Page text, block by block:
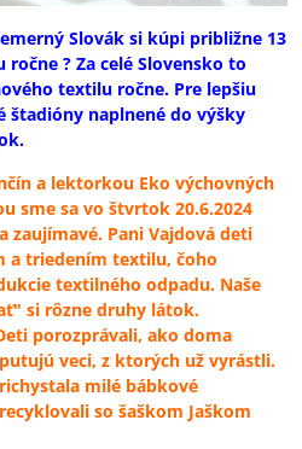
Slovák si kúpi približne 13
? Za celé Slovensko to
textilu ročne. Pre lepšiu
štadióny naplnené do výšky
a lektorkou Eko výchovných
sme sa vo štvrtok 20.6.2024
zaujímavé. Pani Vajdová deti
a triedením textilu, čoho
textilného odpadu. Naše
si rôzne druhy látok.
porozprávali, ako doma
veci, z ktorých už vyrástli.
milé bábkové
so šaškom Jaškom